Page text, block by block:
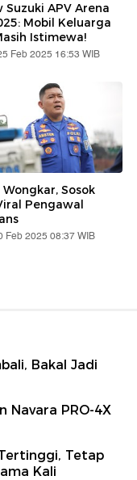
Suzuki APV Arena
Mobil Keluarga
Istimewa!
Feb 2025 16:53 WIB
Sosok
Pengawal
Feb 2025 08:37 WIB
Bakal Jadi
Navara PRO-4X
Tetap
Kali